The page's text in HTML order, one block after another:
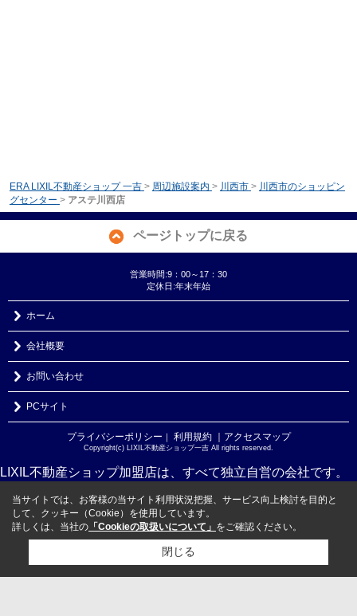
ERA LIXIL不動産ショップ 一吉 > 周辺施設案内 > 川西市 > 川西市のショッピン
グセンター > アステ川西店
ページトップに戻る
営業時間:9：00～17：30
定休日:年末年始
ホーム
会社概要
お問い合わせ
PCサイト
プライバシーポリシー ｜ 利用規約 ｜アクセスマップ
Copyright(c) LIXIL不動産ショップ一吉 All rights reserved.
LIXIL不動産ショップ加盟店は、すべて独立自営の会社です。
当サイトでは、お客様の当サイト利用状況把握、サービス向上検討を目的と
して、クッキー（Cookie）を使用しています。
詳しくは、当社の 「Cookieの取扱いについて」 をご確認ください。
閉じる